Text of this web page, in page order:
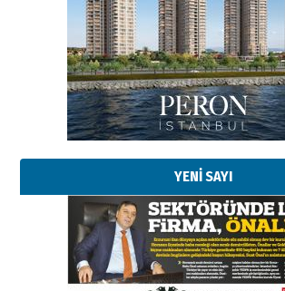
YENİ SAYI
Esat BİNDESEN
Başkan Sekmen’den Erzurum’a
bir vizyon proje daha!
Kadir SABUNCUOĞLU
Erzurumspor’un köşe taşları
29 Haziran 2026 Pazartesi